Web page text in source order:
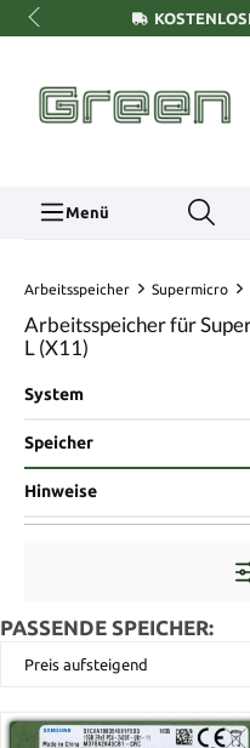
Menü
Arbeitsspeicher Supermicro
Arbeitsspeicher für
L (X11)
System
Speicher
Hinweise
PASSENDE SPEICHER: